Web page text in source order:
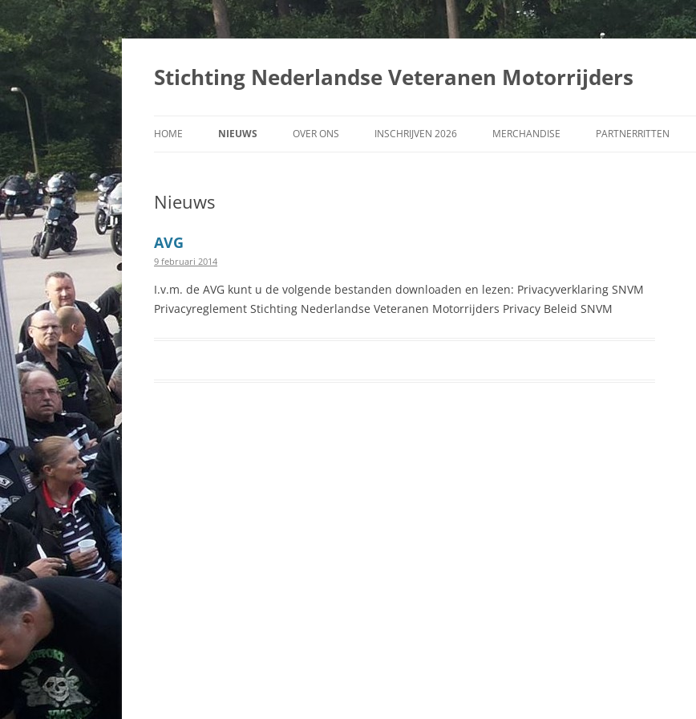
Ga
inhoud
Stichting Nederlandse Veteranen Motorrijders
HOME NIEUWS OVER ONS
PRIVACYVERKLARING
INSCHRIJVEN 2026 MERCHANDISE PARTNERRITTEN
Nieuws
AVG
9 februari 2014
I.v.m. de AVG kunt u de volgende bestanden downloaden en lezen: Privacyverklaring SNVM
Privacyreglement Stichting Nederlandse Veteranen Motorrijders Privacy Beleid SNVM